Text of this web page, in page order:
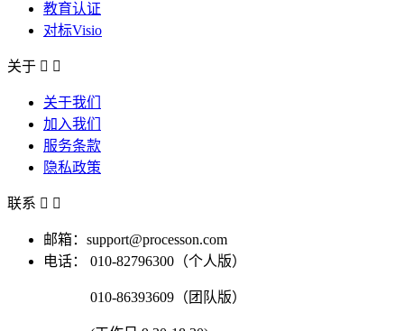
教育认证
对标Visio
关于  
关于我们
加入我们
服务条款
隐私政策
联系  
邮箱：support@processon.com
电话：
010-82796300（个人版）
010-86393609（团队版）